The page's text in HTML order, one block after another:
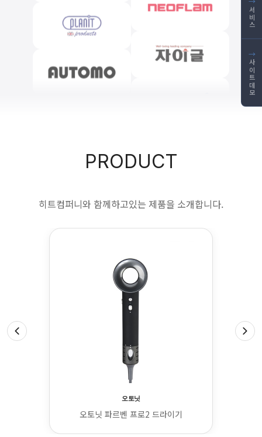
오토닛
오토닛 파르벤 프로2 드라이기
서비스
→
사이트데모